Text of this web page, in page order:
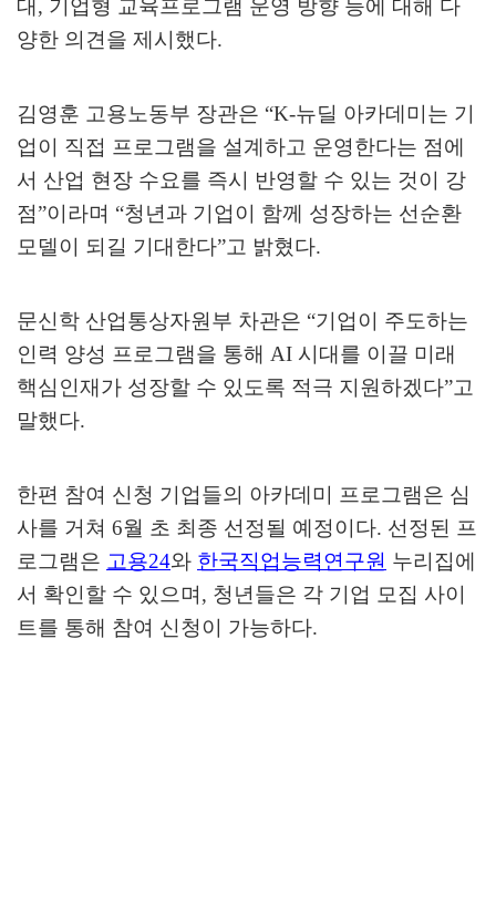
대 , 기업형 교육프로그램 운영 방향 등에 대해 다
양한 의견을 제시했다.
김영훈 고용노동부 장관은 “K-뉴딜 아카데미는 기
업이 직접 프로그램을 설계하고 운영한다는 점에
서 산업 현장 수요를 즉시 반영할 수 있는 것이 강
점”이라며 “청년과 기업이 함께 성장하는 선순환
모델이 되길 기대한다”고 밝혔다.
문신학 산업통상자원부 차관은 “기업이 주도하는
인력 양성 프로그램을 통해 AI 시대를 이끌 미래
핵심인재가 성장할 수 있도록 적극 지원하겠다”고
말했다.
한편 참여 신청 기업들의 아카데미 프로그램은 심
사를 거쳐 6월 초 최종 선정될 예정이다. 선정된 프
로그램은 고용24와 한국직업능력연구원 누리집에
서 확인할 수 있으며 , 청년들은 각 기업 모집 사이
트를 통해 참여 신청이 가능하다.